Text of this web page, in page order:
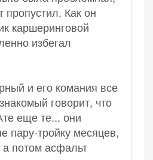
пропустил. Как он
каршеринговой
избегал
и его комания все
говорит, что
еще те... они
пару-тройку месяцев,
а потом асфальт